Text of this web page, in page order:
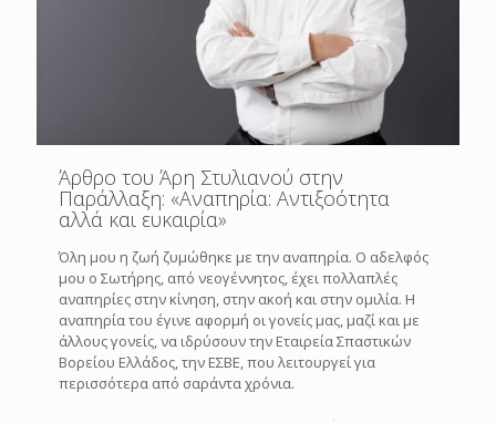
Άρθρο του Άρη Στυλιανού στην
Παράλλαξη: «Αναπηρία: Αντιξοότητα
αλλά και ευκαιρία»
Όλη μου η ζωή ζυμώθηκε με την αναπηρία. Ο αδελφός
μου ο Σωτήρης, από νεογέννητος, έχει πολλαπλές
αναπηρίες στην κίνηση, στην ακοή και στην ομιλία. Η
αναπηρία του έγινε αφορμή οι γονείς μας, μαζί και με
άλλους γονείς, να ιδρύσουν την Εταιρεία Σπαστικών
Βορείου Ελλάδος, την ΕΣΒΕ, που λειτουργεί για
περισσότερα από σαράντα χρόνια.